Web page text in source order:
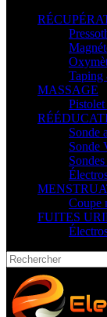
Taping
MASSAGE
Pistolet
Sonde
Sonde
Coupe
FUITES